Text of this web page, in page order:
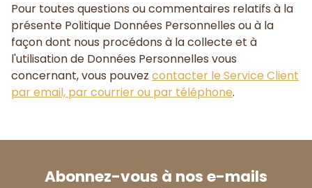
Pour toutes questions ou commentaires relatifs à la
présente Politique Données Personnelles ou à la
façon dont nous procédons à la collecte et à
l'utilisation de Données Personnelles vous
concernant, vous pouvez contacter le Service Client
par email, par courrier ou par téléphone.
Abonnez-vous à nos e-mails